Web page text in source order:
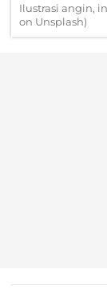
Ilustrasi angin,
on Unsplash)